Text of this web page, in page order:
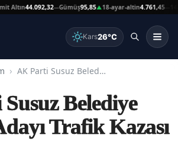
44.092,32—Gümüş95,85▲18-ayar-altin4.761,45—14-
Kars26°C
AK Parti Susuz Belediye Başkan Adayı Trafik Kazası Geçirdi
Belediye
Trafik Kazası